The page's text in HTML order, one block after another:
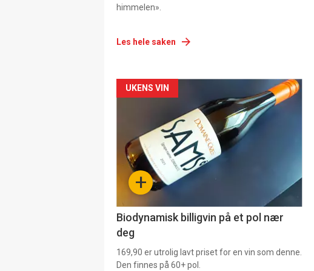
himmelen».
Les hele saken
Forsiden
akkurat
nå
-
+
UKENS VIN
Biodynamisk billigvin på et pol nær
deg
169,90 er utrolig lavt priset for en vin som denne.
Den finnes på 60+ pol.